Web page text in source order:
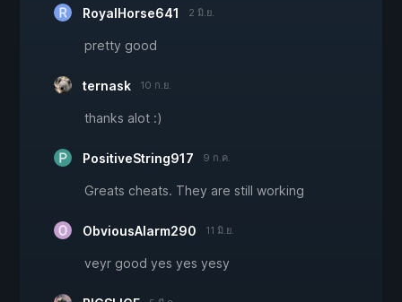
RoyalHorse641 2 มิ.ย.
pretty good
ternask 10 ก.ย.
thanks alot :)
PositiveString917 9 ก.ค.
Greats cheats. They are still working
ObviousAlarm290 11 มิ.ย.
veyr good yes yes yesy